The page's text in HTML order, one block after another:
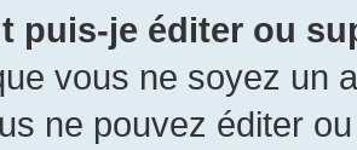
puis-je éditer ou
vous ne soyez un
ne pouvez éditer